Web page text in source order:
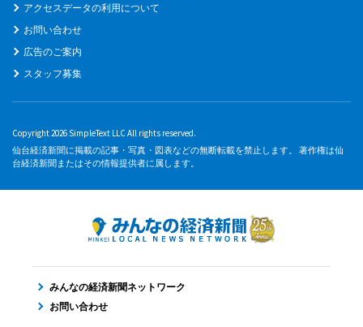
アクセスデータの利用について
お問い合わせ
広告のご案内
スタッフ募集
Copyright 2026 SimpleText LLC All rights reserved.
仙台経済新聞に掲載の記事・写真・図表などの無断転載を禁止します。 著作権は仙
台経済新聞またはその情報提供者に属します。
みんなの経済新聞ネットワーク
お問い合わせ